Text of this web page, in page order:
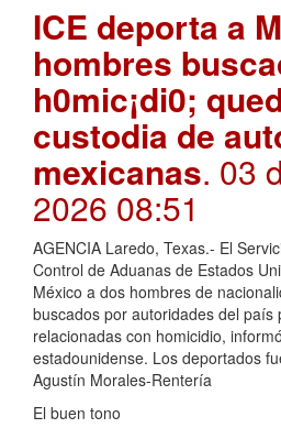
ICE deporta a
hombres
h0mic¡di0;
custodia de
mexicanas. 03
2026 08:51
AGENCIA Laredo, Texas.- El
Control de Aduanas de Estados
México a dos hombres de
buscados por autoridades del país
relacionadas con homicidio,
estadounidense. Los deportados
Agustín Morales-Rentería
El buen tono